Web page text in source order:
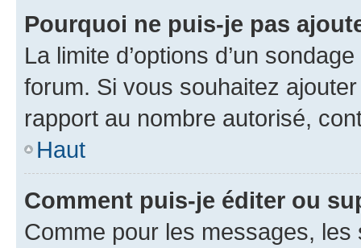
Pourquoi ne puis-je pas
La limite d’options d’un
forum. Si vous souhaitez
rapport au nombre autorisé,
Haut
Comment puis-je éditer ou
Comme pour les messages,